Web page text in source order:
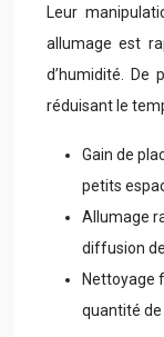
Leur
allumage est
d’humidité. De
réduisant le
Gain de
petits
Allumage
diffusion
Nettoyage
quantité de